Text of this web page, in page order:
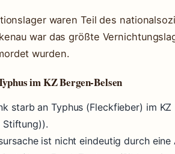
waren Teil des
war das größte
wurden.
im KZ Bergen-Belsen
starb an Typhus (Fleckfieber) im
ist nicht eindeutig durch